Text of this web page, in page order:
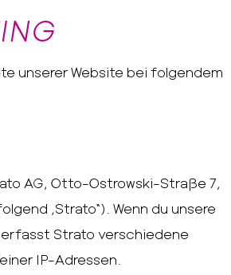
unserer Website bei folgendem
AG, Otto-Ostrowski-Straße 7,
„Strato“). Wenn du unsere
Strato verschiedene
IP-Adressen.